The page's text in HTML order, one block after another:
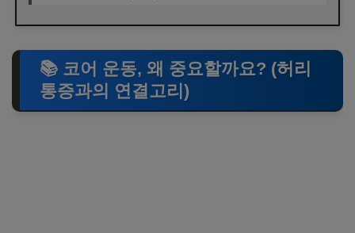
📚 코어 운동, 왜 중요할까요? (허리
통증과의 연결고리)